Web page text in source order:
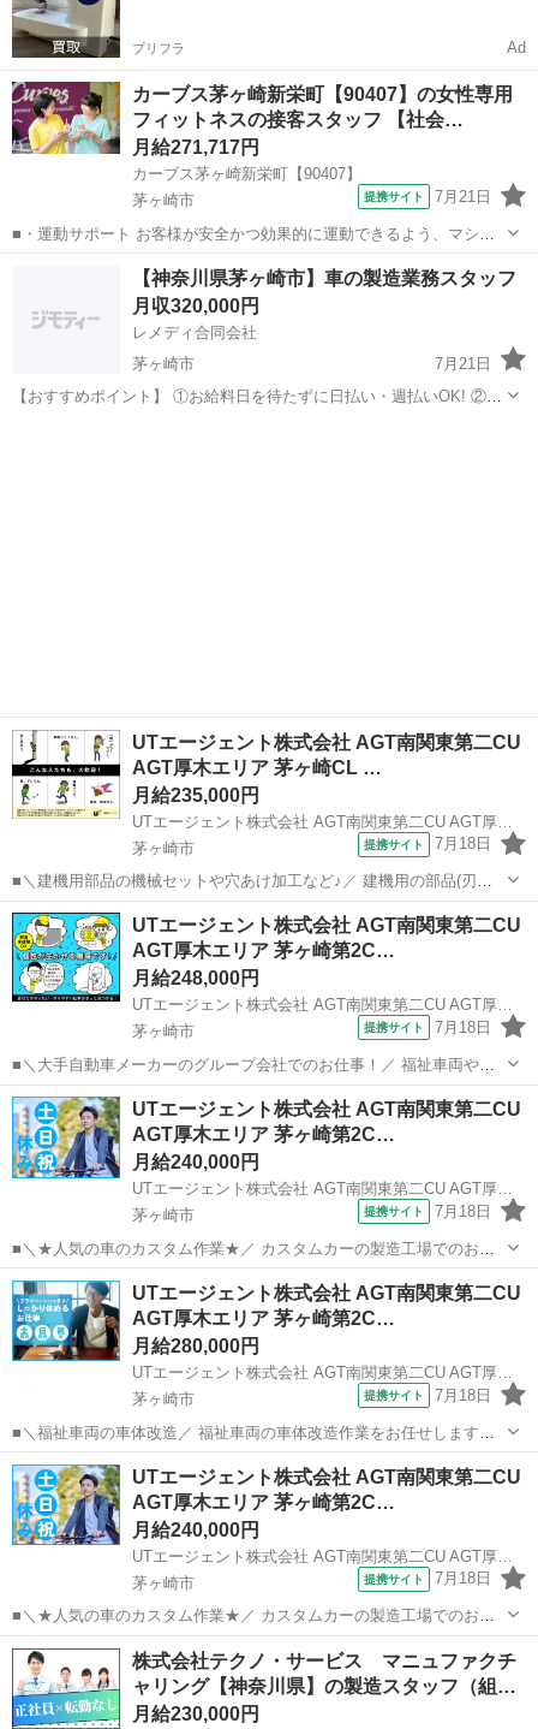
プリフラ Ad
カーブス茅ヶ崎新栄町【90407】の女性専用
フィットネスの接客スタッフ 【社会…
月給271,717円
カーブス茅ヶ崎新栄町【90407】
茅ヶ崎市
提携サイト 7月21日
■・運動サポート お客様が安全かつ効果的に運動できるよう、マシン
の使い方をアドバイスします。運動が初めての方や苦手な方がほとん
どなので、難しい指導はありません。「今日はこの動きを意識しまし
ょう！」といったお声がけをしながら、...
茅ヶ崎市 その他
【神奈川県茅ヶ崎市】車の製造業務スタッフ
月収320,000円
レメディ合同会社
茅ヶ崎市
7月21日
【おすすめポイント】 ①お給料日を待たずに日払い・週払いOK! ②今
UTエージェント株式会社 AGT南関東第二CU
AGT厚木エリア 茅ヶ崎CL …
月給235,000円
UTエージェント株式会社 AGT南関東第二CU AGT厚木エリア 茅ヶ崎CL 《JYQE1C》
茅ヶ崎市
提携サイト 7月18日
■＼建機用部品の機械セットや穴あけ加工など♪／ 建機用の部品(刃先
やキャタピラ)を製造しています！ ＜具体的には…＞ ◆金属部品を機
械にセット・ボタン操作で加工する ◆穴あけ加工機にて手動で加工す
る ◆次工程にまわす...
神奈川 茅ヶ崎市 工場
UTエージェント株式会社 AGT南関東第二CU
AGT厚木エリア 茅ヶ崎第2C…
月給248,000円
UTエージェント株式会社 AGT南関東第二CU AGT厚木エリア 茅ヶ崎第2CL 《JOJZ1C》
茅ヶ崎市
提携サイト 7月18日
■＼大手自動車メーカーのグループ会社でのお仕事！／ 福祉車両や特
殊車両の生産をおこなっています！ 溶接(アーク・ガス溶接所持)経験
のある方歓迎！ 入社後には安心の丁寧な研修あり♪ ＜具体的には…＞
◆福祉車両のユニット...
神奈川 茅ヶ崎市
UTエージェント株式会社 AGT南関東第二CU
AGT厚木エリア 茅ヶ崎第2C…
月給240,000円
UTエージェント株式会社 AGT南関東第二CU AGT厚木エリア 茅ヶ崎第2CL《JBVM1-PC》
茅ヶ崎市
提携サイト 7月18日
■＼★人気の車のカスタム作業★／ カスタムカーの製造工場でのお仕
事です！ ＜具体的には…＞ ・カスタムのために部品の付け外しをお願
いいたします ・組み立て作業の場所により車両の移動作業を行います
※車両移動の作業がありま...
神奈川 茅ヶ崎市
UTエージェント株式会社 AGT南関東第二CU
AGT厚木エリア 茅ヶ崎第2C…
月給280,000円
UTエージェント株式会社 AGT南関東第二CU AGT厚木エリア 茅ヶ崎第2CL《JBVN1-PC》
茅ヶ崎市
提携サイト 7月18日
■＼福祉車両の車体改造／ 福祉車両の車体改造作業をお任せします！
☆アーク溶接の資格をお持ちの方、必見！ 実務経験者、大歓迎♪ ＜具
体的には…＞ ◆既存の車にプラズマ溶断機を使い車体フロアをカット
◆カットした車体...
神奈川 茅ヶ崎市
UTエージェント株式会社 AGT南関東第二CU
AGT厚木エリア 茅ヶ崎第2C…
月給240,000円
UTエージェント株式会社 AGT南関東第二CU AGT厚木エリア 茅ヶ崎第2CL《JBVM1-PC》
茅ヶ崎市
提携サイト 7月18日
■＼★人気の車のカスタム作業★／ カスタムカーの製造工場でのお仕
事です！ ＜具体的には…＞ ・カスタムのために部品の付け外しをお願
いいたします ・組み立て作業の場所により車両の移動作業を行います
※車両移動の作業がありま...
神奈川 茅ヶ崎市 工場
株式会社テクノ・サービス マニュファクチ
ャリング【神奈川県】の製造スタッフ（組…
月給230,000円